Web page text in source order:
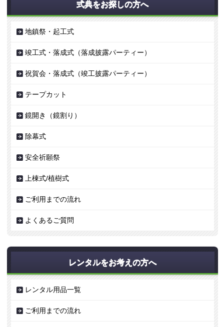
式典をお探しの方へ
地鎮祭・起工式
竣工式・落成式（落成披露パーティー）
祝賀会・落成式（竣工披露パーティー）
テープカット
鏡開き（鏡割り）
除幕式
安全祈願祭
上棟式/植樹式
ご利用までの流れ
よくあるご質問
レンタルをお考えの方へ
レンタル用品一覧
ご利用までの流れ